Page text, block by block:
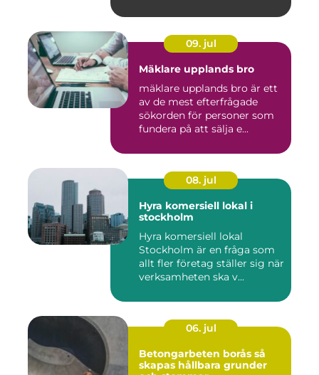
09. jul
Mäklare upplands bro
mäklare upplands bro är ett
av de mest efterfrågade
sökorden för personer som
fundera på att sälja e...
08. jul
Hyra komersiell lokal i
stockholm
Hyra komersiell lokal
Stockholm är en fråga som
allt fler företag ställer sig när
verksamheten ska v...
06. jul
Betongarbeten borås så
skapas hållbara grunder